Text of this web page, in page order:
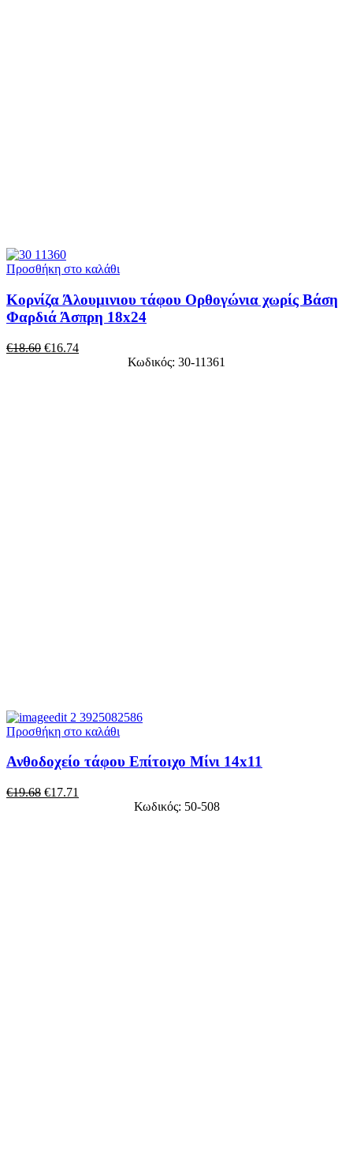
Προσθήκη στο καλάθι
Κορνίζα Άλουμινιου τάφου Ορθογώνια χωρίς Βάση
Φαρδιά Άσπρη 18x24
€18.60 €16.74
Κωδικός: 30-11361
Προσθήκη στο καλάθι
Ανθοδοχείο τάφου Επίτοιχο Μίνι 14x11
€19.68 €17.71
Κωδικός: 50-508